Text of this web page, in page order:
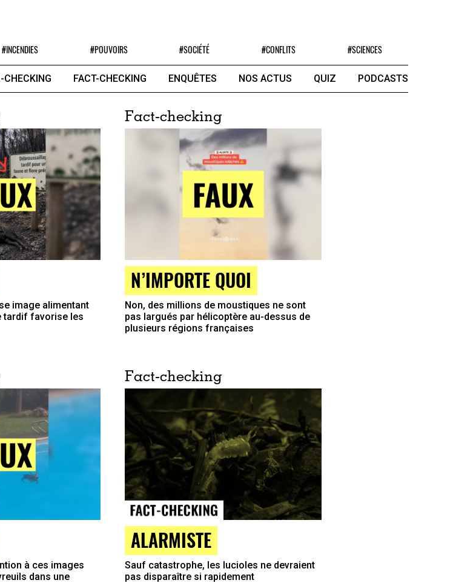
#INCENDIES #POUVOIRS #SOCIÉTÉ #CONFLITS #SCIENCES
CHECKING FACT-CHECKING ENQUÊTES NOS ACTUS QUIZ PODCASTS
image alimentant
tardif favorise les
Fact-checking
N’IMPORTE QUOI
Non, des millions de moustiques ne sont
pas largués par hélicoptère au-dessus de
plusieurs régions françaises
à ces images
dans une
Fact-checking
ALARMISTE
Sauf catastrophe, les lucioles ne devraient
pas disparaître si rapidement